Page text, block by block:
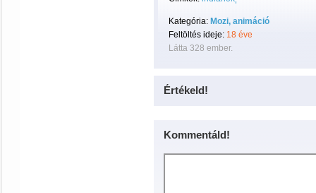
Kategória: Mozi, animáció
Feltöltés ideje: 18 éve
Látta 328 ember.
Értékeld!
Kommentáld!